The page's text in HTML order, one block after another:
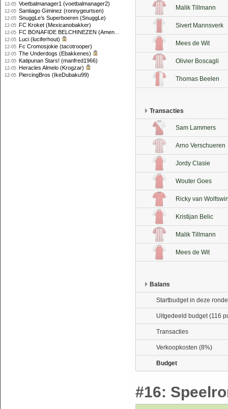
12-05 Voetbalmanager1 (voetbalmanager2)
12-05 Santiago Giminez (ronnygeurtsen)
12-05 SnuggLe’s Superboeren (SnuggLe)
12-05 FC Kroket (Mexicanobakker)
12-05 FC BONAFIDE BELCHINEZEN (AmenhotepIV)
12-05 Luci (luciferhout)
12-05 Fc Cromosjokie (tacotrooper)
12-05 The Underdogs (Ebakkenes)
12-05 Katipunan Stars! (manfred1966)
12-05 Heracles Almelo (Krogzar)
12-05 PiercingBros (IkeDubaku99)
Malik Tillmann
Sivert Mannsverk
Mees de Wit
Olivier Boscagli
Thomas Beelen
Transacties
Sam Lammers
Arno Verschueren
Jordy Clasie
Wouter Goes
Ricky van
Kristijan Belic
Malik Tillmann
Mees de Wit
Balans
Startbudget in deze ronde
Uitgedeeld budget (116
Transacties
Verkoopkosten (8%)
Budget
#16: